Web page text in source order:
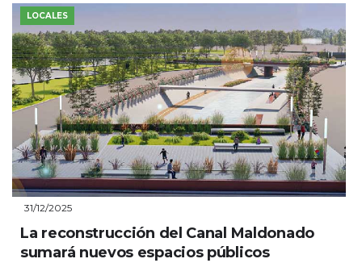
LOCALES
31/12/2025
La reconstrucción del Canal Maldonado
sumará nuevos espacios públicos